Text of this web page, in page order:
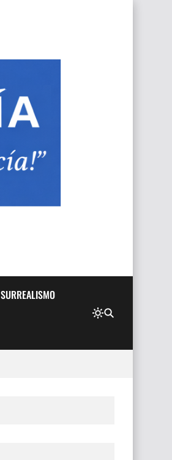
SURREALISMO